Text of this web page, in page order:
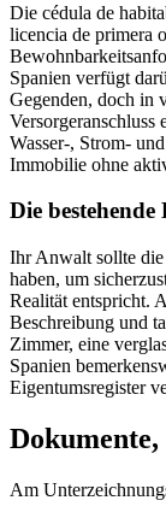
Die cédula de
licencia de primera
Spanien verfügt
Gegenden, doch in
Wasser-, Strom-
Immobilie ohne
Die
Ihr Anwalt sollte die
haben, um
Realität entspricht.
Beschreibung und
Zimmer, eine
Spanien
Eigentumsregister
Am